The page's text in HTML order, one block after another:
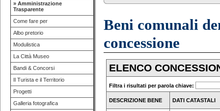
» Amministrazione
Trasparente
Come fare per
Albo pretorio
Modulistica
La Città Museo
Bandi & Concorsi
Il Turista e il Territorio
Progetti
Galleria fotografica
Beni comunali
concessione
ELENCO
Filtra i risultati per parola chiave:
DESCRIZIONE BENE DATI CATASTALI